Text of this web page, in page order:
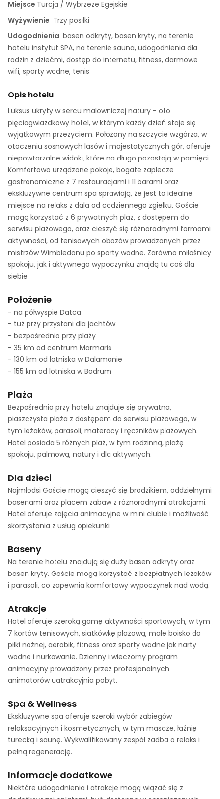
Miejsce Turcja / Wybrzeże Egejskie
Wyżywienie Trzy posiłki
Udogodnienia basen odkryty, basen kryty, na terenie
hotelu instytut SPA, na terenie sauna, udogodnienia dla
rodzin z dziećmi, dostęp do internetu, fitness, darmowe
wifi, sporty wodne, tenis
Opis hotelu
Luksus ukryty w sercu malowniczej natury - oto
pięciogwiazdkowy hotel, w którym każdy dzień staje się
wyjątkowym przeżyciem. Położony na szczycie wzgórza, w
otoczeniu sosnowych lasów i majestatycznych gór, oferuje
niepowtarzalne widoki, które na długo pozostają w pamięci.
Komfortowo urządzone pokoje, bogate zaplecze
gastronomiczne z 7 restauracjami i 11 barami oraz
ekskluzywne centrum spa sprawiają, że jest to idealne
miejsce na relaks z dala od codziennego zgiełku. Goście
mogą korzystać z 6 prywatnych plaż, z dostępem do
serwisu plażowego, oraz cieszyć się różnorodnymi formami
aktywności, od tenisowych obozów prowadzonych przez
mistrzów Wimbledonu po sporty wodne. Zarówno miłośnicy
spokoju, jak i aktywnego wypoczynku znajdą tu coś dla
siebie.
Położenie
- na półwyspie Datca
- tuż przy przystani dla jachtów
- bezpośrednio przy plaży
- 35 km od centrum Marmaris
- 130 km od lotniska w Dalamanie
- 155 km od lotniska w Bodrum
Plaża
Bezpośrednio przy hotelu znajduje się prywatna,
piaszczysta plaża z dostępem do serwisu plażowego, w
tym leżaków, parasoli, materacy i ręczników plażowych.
Hotel posiada 5 różnych plaż, w tym rodzinną, plażę
spokoju, palmową, natury i dla aktywnych.
Dla dzieci
Najmłodsi Goście mogą cieszyć się brodzikiem, oddzielnymi
basenami oraz placem zabaw z różnorodnymi atrakcjami.
Hotel oferuje zajęcia animacyjne w mini clubie i możliwość
skorzystania z usług opiekunki.
Baseny
Na terenie hotelu znajdują się duży basen odkryty oraz
basen kryty. Goście mogą korzystać z bezpłatnych leżaków
i parasoli, co zapewnia komfortowy wypoczynek nad wodą.
Atrakcje
Hotel oferuje szeroką gamę aktywności sportowych, w tym
7 kortów tenisowych, siatkówkę plażową, małe boisko do
piłki nożnej, aerobik, fitness oraz sporty wodne jak narty
wodne i nurkowanie. Dzienny i wieczorny program
animacyjny prowadzony przez profesjonalnych
animatorów uatrakcyjnia pobyt.
Spa & Wellness
Ekskluzywne spa oferuje szeroki wybór zabiegów
relaksacyjnych i kosmetycznych, w tym masaże, łaźnię
turecką i saunę. Wykwalifikowany zespół zadba o relaks i
pełną regenerację.
Informacje dodatkowe
Niektóre udogodnienia i atrakcje mogą wiązać się z